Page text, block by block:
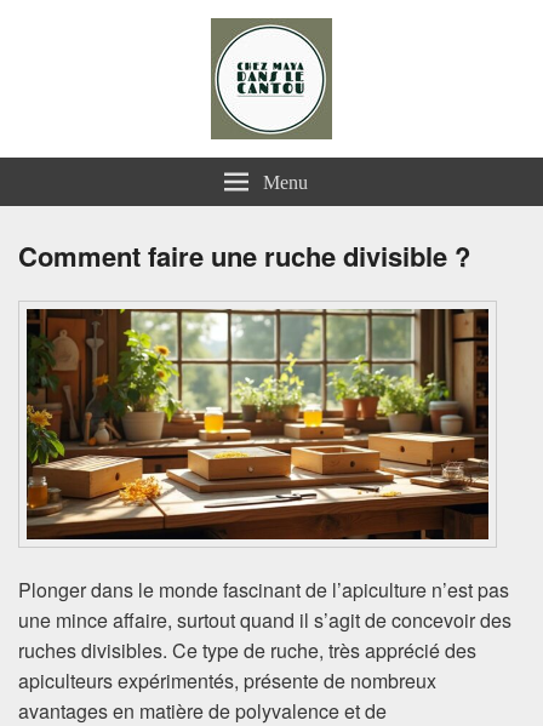
Chez Maya dans le Cantou
Menu
Comment faire une ruche divisible ?
Plonger dans le monde fascinant de l’apiculture n’est pas
une mince affaire, surtout quand il s’agit de concevoir des
ruches divisibles. Ce type de ruche, très apprécié des
apiculteurs expérimentés, présente de nombreux
avantages en matière de polyvalence et de